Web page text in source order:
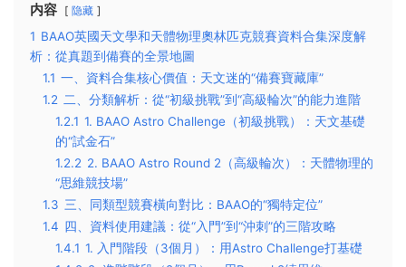
内容 隐藏
1 BAAO英國天文學和天體物理奧林匹克競賽資料合集深度解
析：從真題到備賽的全景地圖
1.1 一、資料合集核心價值：天文迷的“備賽寶藏庫”​
1.2 二、分類解析：從“初級挑戰”到“高級輪次”的能力進階​
1.2.1 1. BAAO Astro Challenge（初級挑戰）：天文基礎
的“試金石”​
1.2.2 2. BAAO Astro Round 2（高級輪次）：天體物理的
“思維競技場”​
1.3 三、同類型競賽橫向對比：BAAO的“獨特定位”​
1.4 四、資料使用建議：從“入門”到“沖刺”的三階攻略​
1.4.1 1. 入門階段（3個月）：用Astro Challenge打基礎​